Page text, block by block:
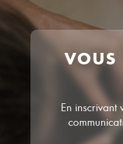
VOUS
En inscrivant